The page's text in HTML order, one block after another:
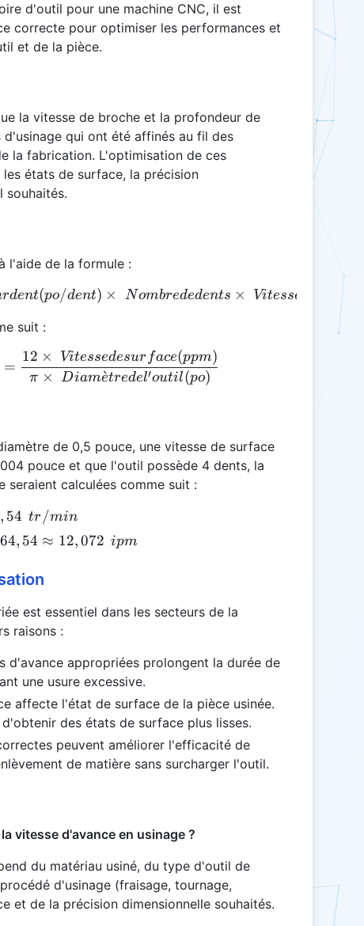
d'outil pour une machine CNC, il est
correcte pour optimiser les performances et
et de la pièce.
la vitesse de broche et la profondeur de
qui ont été affinés au fil des
la fabrication. L'optimisation de ces
états de surface, la précision
souhaités.
l'aide de la formule :
\text {Vitesse d'avance (ipm)} = \text {Avance
rdent(po/dent) × Nombrededents × Vitesse roc
suit :
\text {Vitesse de broche (tr/min)} = \frac{12
=
π × Diame
ˋtredel′outil(po)
12 × Vitessedesur face(ppm)
de 0,5 pouce, une vitesse de surface
pouce et que l'outil possède 4 dents, la
seraient calculées comme suit :
, 54 tr /min
, 54 ≈ 12,072 ipm
est essentiel dans les secteurs de la
raisons :
d'avance appropriées prolongent la durée de
une usure excessive.
affecte l'état de surface de la pièce usinée.
des états de surface plus lisses.
peuvent améliorer l'efficacité de
de matière sans surcharger l'outil.
vitesse d'avance en usinage ?
du matériau usiné, du type d'outil de
d'usinage (fraisage, tournage,
et de la précision dimensionnelle souhaités.